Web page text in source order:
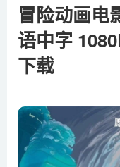
冒险动画电
语中字
下载